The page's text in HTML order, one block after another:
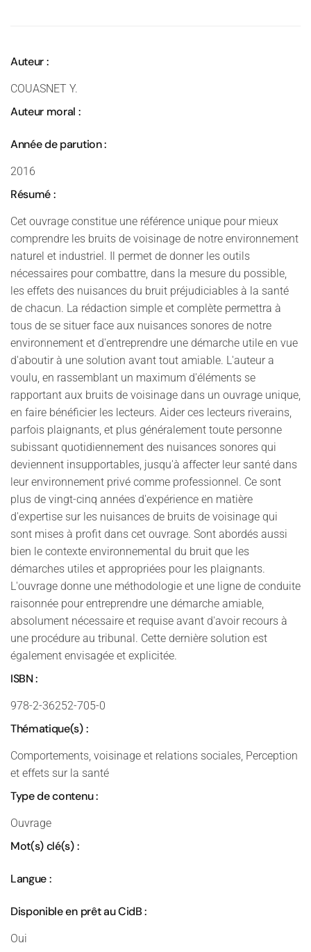
Auteur :
COUASNET Y.
Auteur moral :
Année de parution :
2016
Résumé :
Cet ouvrage constitue une référence unique pour mieux
comprendre les bruits de voisinage de notre environnement
naturel et industriel. Il permet de donner les outils
nécessaires pour combattre, dans la mesure du possible,
les effets des nuisances du bruit préjudiciables à la santé
de chacun. La rédaction simple et complète permettra à
tous de se situer face aux nuisances sonores de notre
environnement et d'entreprendre une démarche utile en vue
d'aboutir à une solution avant tout amiable. L'auteur a
voulu, en rassemblant un maximum d'éléments se
rapportant aux bruits de voisinage dans un ouvrage unique,
en faire bénéficier les lecteurs. Aider ces lecteurs riverains,
parfois plaignants, et plus généralement toute personne
subissant quotidiennement des nuisances sonores qui
deviennent insupportables, jusqu'à affecter leur santé dans
leur environnement privé comme professionnel. Ce sont
plus de vingt-cinq années d'expérience en matière
d'expertise sur les nuisances de bruits de voisinage qui
sont mises à profit dans cet ouvrage. Sont abordés aussi
bien le contexte environnemental du bruit que les
démarches utiles et appropriées pour les plaignants.
L'ouvrage donne une méthodologie et une ligne de conduite
raisonnée pour entreprendre une démarche amiable,
absolument nécessaire et requise avant d'avoir recours à
une procédure au tribunal. Cette dernière solution est
également envisagée et explicitée.
ISBN :
978-2-36252-705-0
Thématique(s) :
Comportements, voisinage et relations sociales, Perception
et effets sur la santé
Type de contenu :
Ouvrage
Mot(s) clé(s) :
Langue :
Disponible en prêt au CidB :
Oui